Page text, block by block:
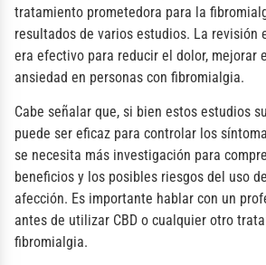
tratamiento prometedora para la
resultados de varios estudios. La revisión
era efectivo para reducir el dolor, mejorar
ansiedad en personas con fibromialgia.
Cabe señalar que, si bien estos estudios
puede ser eficaz para controlar los
se necesita más investigación para
beneficios y los posibles riesgos del uso
afección. Es importante hablar con un
antes de utilizar CBD o cualquier otro
fibromialgia.